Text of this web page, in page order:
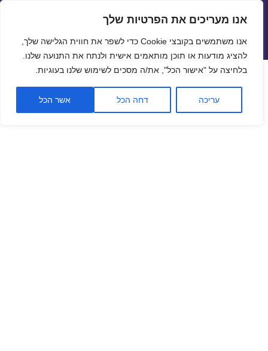
פתח
אנו מעריכים את הפרטיות שלך
אנו משתמשים בקובצי Cookie כדי לשפר את חווית הגלישה שלך,
להציג מודעות או תוכן מותאמים אישית ולנתח את התנועה שלנו.
בלחיצה על "אישור הכל", את/ה מסכים לשימוש שלנו בעוגיות.
עריכה דחה הכל אשר הכל
שערי חליפין יציגים – שער יציג
תפריטים
ווידג'טים
שער ביטקוין לתאריך 15/11/2019